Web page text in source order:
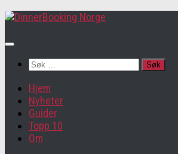
Søk
Hjem
Nyheter
Guider
Topp 10
Om